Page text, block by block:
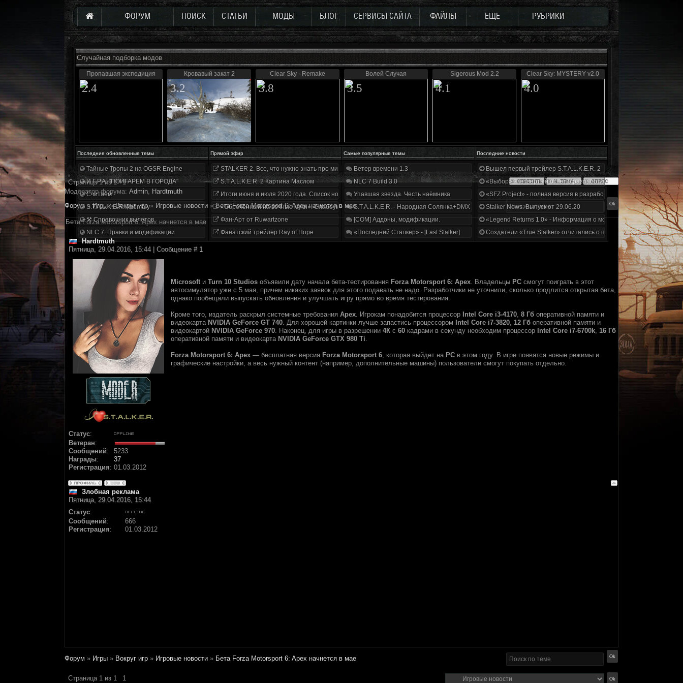
ФОРУМ ПОИСК СТАТЬИ МОДЫ БЛОГ СЕРВИСЫ САЙТА ФАЙЛЫ ЕЩЕ РУБРИКИ
Случайная подборка модов
Пропавшая экспедиция
2.4
Кровавый закат 2
3.2
Clear Sky - Remake
3.8
Волей Случая
3.5
Sigerous Mod 2.2
4.1
Clear Sky: MYSTERY v2.0
4.0
Последние обновленные темы Прямой эфир Самые популярные темы Последние новости
Тайные Тропы 2 на OGSR Engine
И.Г.Р.А. "ПОИГАРЕМ В ГОРОДА"
Считаем
S.T.A.L.K.E.R. Anomaly
⚒ Справочник вылетов
NLC 7. Правки и модификации
STALKER 2. Все, что нужно знать про мир, геймплей и сюжет | Разбор трейлера
S.T.A.L.K.E.R. 2 Картина Маслом
Итоги июня и июля 2020 года. Список нововведений
«Обречённый на вечные муки». Слабоумие и отвага
Фан-Арт от Ruwartzone
Фанатский трейлер Ray of Hope
Ветер времени 1.3
NLC 7 Build 3.0
Упавшая звезда. Честь наёмника
S.T.A.L.K.E.R. - Народная Солянка+DMX 1.3.5.ООП.МА.К.
[COM] Аддоны, модификации.
«Последний Сталкер» - [Last Stalker]
Вышел первый трейлер S.T.A.L.K.E.R. 2
«Выбор» - четвертый отчет о разработке!
«SFZ Project» - полная версия в разработке!
Stalker News. Выпуск от 29.06.20
«Legend Returns 1.0» - Информация о моде за июнь 2020
Создатели «True Stalker» отчитались о проделанной работе
Страница1из1
1
Модератор форума: Аdmin, Hardtmuth
Форум » Игры » Вокруг игр » Игровые новости » Бета Forza Motorsport 6: Apex начнется в мае
Бета Forza Motorsport 6: Apex начнется в мае
Hardtmuth
Пятница, 29.04.2016, 15:44 | Сообщение # 1
Статус:
Ветеран:
Сообщений:
5233
Награды:
37
Регистрация: 01.03.2012
Microsoft и Turn 10 Studios объявили дату начала бета-тестирования Forza Motorsport 6: Apex. Владельцы PC смогут поиграть в этот
автосимулятор уже с 5 мая, причем никаких заявок для этого подавать не надо. Разработчики не уточнили, сколько продлится открытая бета,
однако пообещали выпускать обновления и улучшать игру прямо во время тестирования.
Кроме того, издатель раскрыл системные требования Apex. Игрокам понадобится процессор Intel Core i3-4170, 8 Гб оперативной памяти и
видеокарта NVIDIA GeForce GT 740. Для хорошей картинки лучше запастись процессором Intel Core i7-3820, 12 Гб оперативной памяти и
видеокартой NVIDIA GeForce 970. Наконец, для игры в разрешении 4К с 60 кадрами в секунду необходим процессор Intel Core i7-6700k, 16 Гб
оперативной памяти и видеокарта NVIDIA GeForce GTX 980 Ti.
Forza Motorsport 6: Apex — бесплатная версия Forza Motorsport 6, которая выйдет на PC в этом году. В игре появятся новые режимы и
графические настройки, а весь нужный контент (например, дополнительные машины) пользователи смогут покупать отдельно.
Злобная реклама
Пятница, 29.04.2016, 15:44
Статус:
Сообщений:
666
Регистрация: 01.03.2012
Форум » Игры » Вокруг игр » Игровые новости » Бета Forza Motorsport 6: Apex начнется в мае
Страница 1 из 1 1